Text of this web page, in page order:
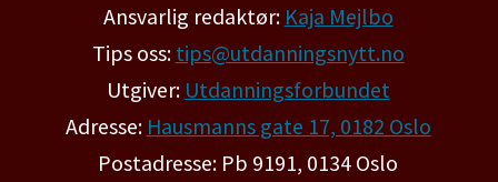
Ansvarlig redaktør: Kaja Mejlbo
Tips oss: tips@utdanningsnytt.no
Utgiver: Utdanningsforbundet
Adresse: Hausmanns gate 17, 0182 Oslo
Postadresse: Pb 9191, 0134 Oslo